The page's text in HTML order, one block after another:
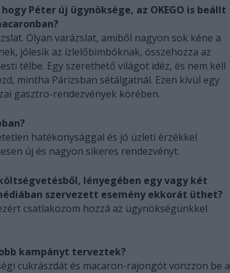
Péter új ügynöksége, az OKEGO is beállt
Olyan varázslat, amiből nagyon sok kéne a
jólesik az ízlelőbimbóknak, összehozza az
télbe. Egy szerethető világot idéz, és nem kell
mintha Párizsban sétálgatnál. Ezen kívül egy
gasztro-rendezvények körében.
hatékonysággal és jó üzleti érzékkel
új és nagyon sikeres rendezvényt.
lényegében egy vagy két
szervezett esemény ekkorát üthet?
csatlakozom hozzá az ügynökségünkkel
kampányt terveztek?
cukrászdát és macaron-rajongót vonzzon be a